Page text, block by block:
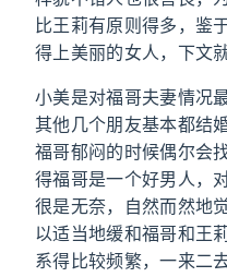
比王莉有原则得多，鉴
得上美丽的女人，下文
小美是对福哥夫妻情况
其他几个朋友基本都结
福哥郁闷的时候偶尔会
得福哥是一个好男人，
很是无奈，自然而然地
以适当地缓和福哥和王
系得比较频繁，一来二